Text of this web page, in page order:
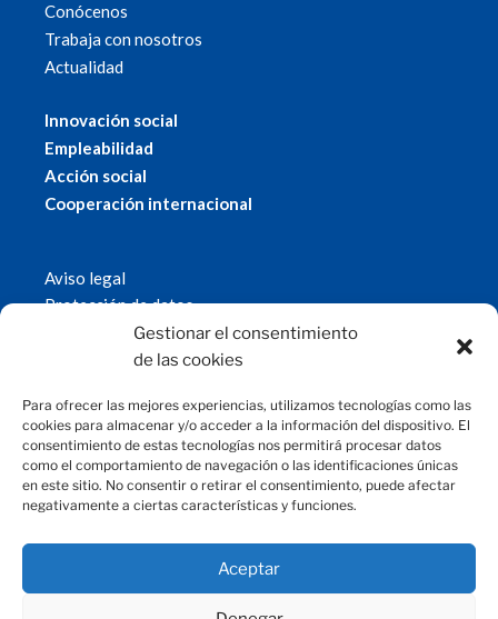
Gestionar el consentimiento
de las cookies
Para ofrecer las mejores experiencias, utilizamos tecnologías como las
cookies para almacenar y/o acceder a la información del dispositivo. El
consentimiento de estas tecnologías nos permitirá procesar datos
como el comportamiento de navegación o las identificaciones únicas
en este sitio. No consentir o retirar el consentimiento, puede afectar
negativamente a ciertas características y funciones.
Aceptar
Conócenos
Trabaja con nosotros
Actualidad
Innovación social
Empleabilidad
Acción social
Cooperación internacional
Aviso legal
Protección de datos
Política de cookies
© 2019 Fundación Magtel.
CONTACTO
fundacion@magtel.es
Parque Empresarial Las Quemadas
C/Gabriel Ramos Bejarano, 114
14014 Córdoba